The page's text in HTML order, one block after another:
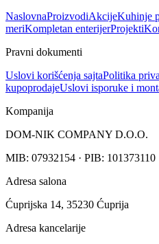
NaslovnaProizvodiAkcijeKuhinje
meriKompletan enterijerProjekti
Pravni dokumenti
Uslovi korišćenja sajtaPolitika
kupoprodajeUslovi isporuke i
Kompanija
DOM-NIK COMPANY D.O.O.
MIB: 07932154 · PIB: 101373110
Adresa salona
Ćuprijska 14, 35230 Ćuprija
Adresa kancelarije